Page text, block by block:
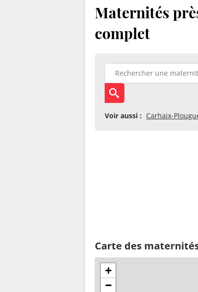
Maternités
complet
Voir aussi : Carhaix-
Carte des
+
−